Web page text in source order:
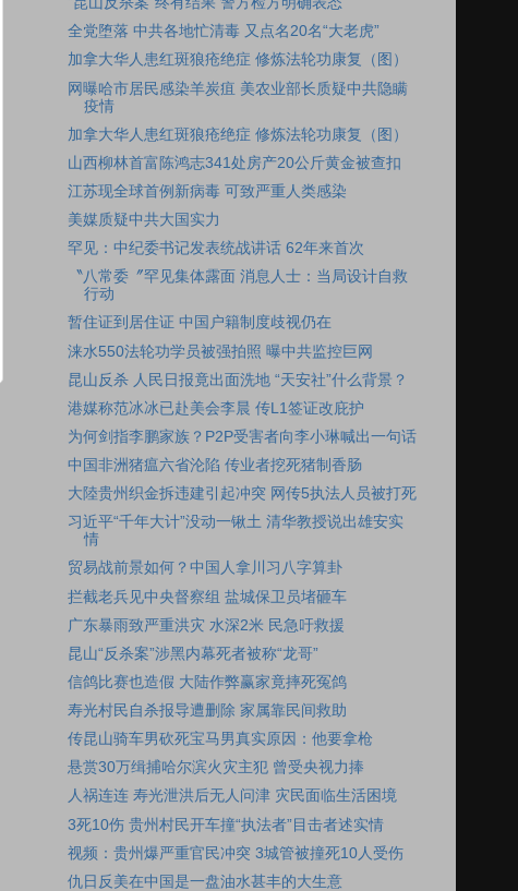
全党堕落 中共各地忙清毒 又点名20名“大老虎”
加拿大华人患红斑狼疮绝症 修炼法轮功康复（图）
网曝哈市居民感染羊炭疽 美农业部长质疑中共隐瞒
疫情
加拿大华人患红斑狼疮绝症 修炼法轮功康复（图）
山西柳林首富陈鸿志341处房产20公斤黄金被查扣
江苏现全球首例新病毒 可致严重人类感染
美媒质疑中共大国实力
罕见：中纪委书记发表统战讲话 62年来首次
〝八常委〞罕见集体露面 消息人士：当局设计自救
行动
暂住证到居住证 中国户籍制度歧视仍在
涞水550法轮功学员被强拍照 曝中共监控巨网
昆山反杀 人民日报竟出面洗地 “天安社”什么背景？
港媒称范冰冰已赴美会李晨 传L1签证改庇护
为何剑指李鹏家族？P2P受害者向李小琳喊出一句话
中国非洲猪瘟六省沦陷 传业者挖死猪制香肠
大陸贵州织金拆违建引起冲突 网传5执法人员被打死
习近平“千年大计”没动一锹土 清华教授说出雄安实
情
贸易战前景如何？中国人拿川习八字算卦
拦截老兵见中央督察组 盐城保卫员堵砸车
广东暴雨致严重洪灾 水深2米 民急吁救援
昆山“反杀案”涉黑内幕死者被称“龙哥”
信鸽比赛也造假 大陆作弊赢家竟摔死冤鸽
寿光村民自杀报导遭删除 家属靠民间救助
传昆山骑车男砍死宝马男真实原因：他要拿枪
悬赏30万缉捕哈尔滨火灾主犯 曾受央视力捧
人祸连连 寿光泄洪后无人问津 灾民面临生活困境
3死10伤 贵州村民开车撞“执法者”目击者述实情
视频：贵州爆严重官民冲突 3城管被撞死10人受伤
仇日反美在中国是一盘油水甚丰的大生意